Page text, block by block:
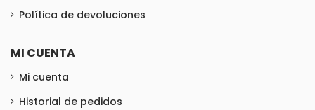
Política de devoluciones
MI CUENTA
Mi cuenta
Historial de pedidos